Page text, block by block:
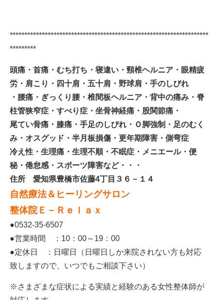
********************************************************************
*********
頭痛・首痛・むち打ち・寝違い・頸椎ヘルニア・眼精疲
労・肩こり・四十肩・五十肩・野球肩・手のしびれ
・腰痛・ぎっくり腰・椎間板ヘルニア・背中の痛み・脊
柱管狭窄症・すべり症・坐骨神経痛・股関節痛・
尾てい骨痛・膝痛・手足のしびれ・Ｏ脚強制・足のむく
み・オスグッド・半月板損傷・更年期障害・側弯症
冷え性・生理痛・生理不順・不眠症・メニエール・便
秘・倦怠感・スポーツ障害など・・・
住所 愛知県豊橋市佐藤4丁目３６－１４
自然療法＆ヒーリングサロン
整体院Ｅ－Ｒｅｌａｘ
●0532-35-6507
●営業時間 ：10：00～19：00
●定休日 ：日曜日（日曜日しか来院されない方も対応
致しますので、いつでもご相談下さい）
※さまざまな症状による実績と経験のある女性整体師が